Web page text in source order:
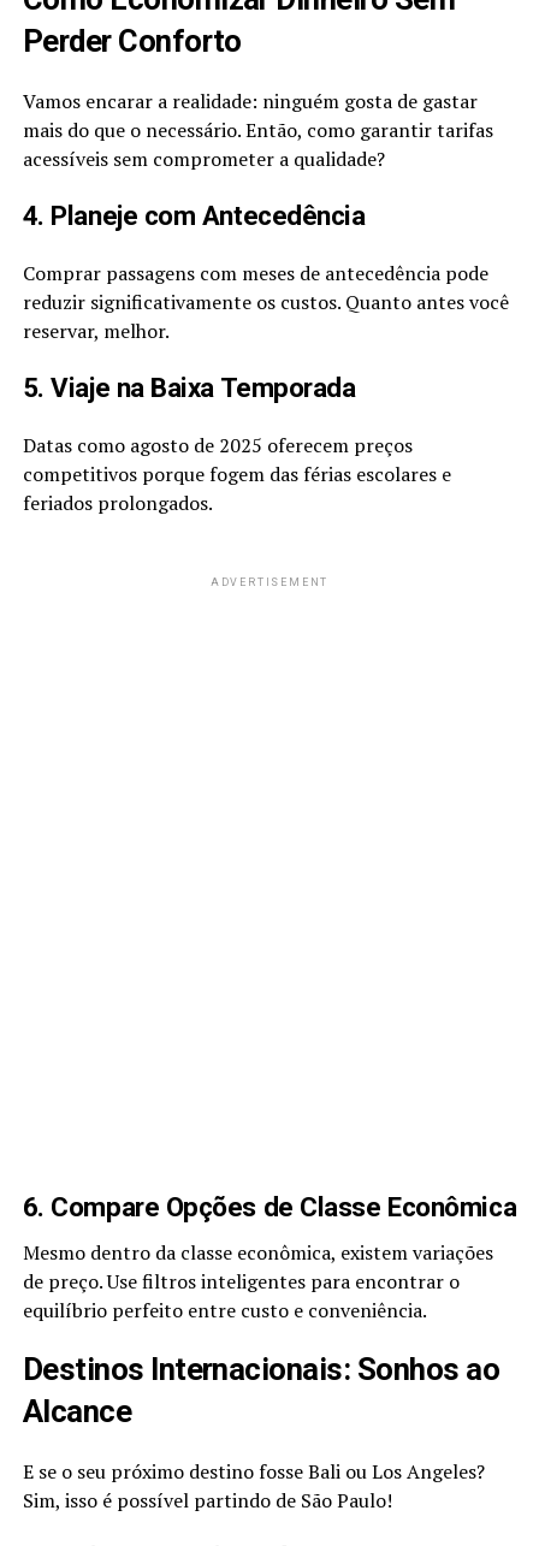
Perder Conforto
Vamos encarar a realidade: ninguém gosta de gastar
mais do que o necessário. Então, como garantir tarifas
acessíveis sem comprometer a qualidade?
4. Planeje com Antecedência
Comprar passagens com meses de antecedência pode
reduzir significativamente os custos. Quanto antes você
reservar, melhor.
5. Viaje na Baixa Temporada
Datas como agosto de 2025 oferecem preços
competitivos porque fogem das férias escolares e
feriados prolongados.
ADVERTISEMENT
6. Compare Opções de Classe Econômica
Mesmo dentro da classe econômica, existem variações
de preço. Use filtros inteligentes para encontrar o
equilíbrio perfeito entre custo e conveniência.
Destinos Internacionais: Sonhos ao
Alcance
E se o seu próximo destino fosse Bali ou Los Angeles?
Sim, isso é possível partindo de São Paulo!